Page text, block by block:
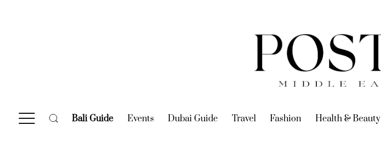
Bali Guide (current)
Events (current)
Dubai Guide (current)
Travel (current)
Fashion (current)
Health & Beauty